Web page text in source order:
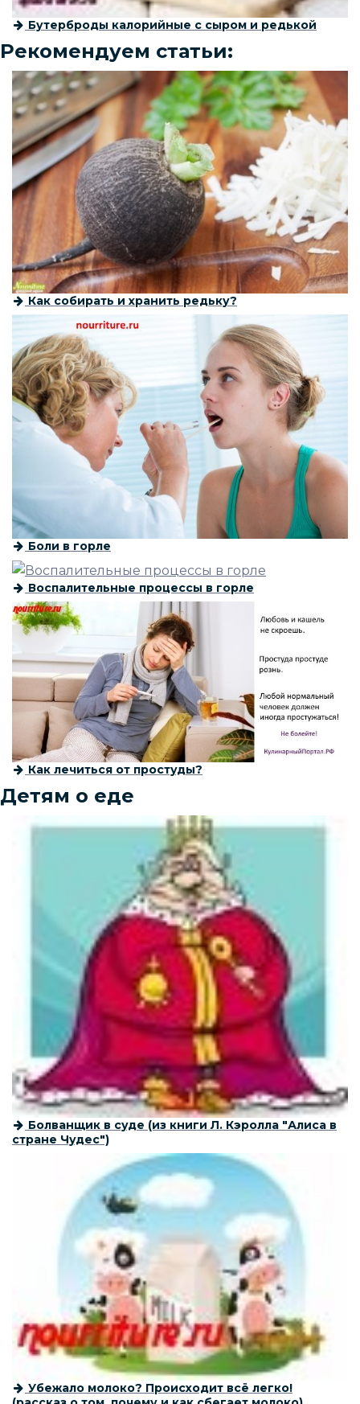
Бутерброды калорийные с сыром и редькой
Рекомендуем статьи:
Как собирать и хранить редьку?
Боли в горле
Воспалительные процессы в горле
Как лечиться от простуды?
Детям о еде
Болванщик в суде (из книги Л. Кэролла "Алиса в
стране Чудес")
Убежало молоко? Происходит всё легко!